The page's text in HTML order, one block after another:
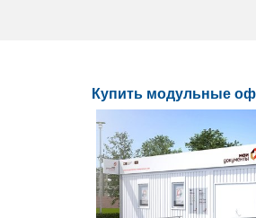
Купить модульные